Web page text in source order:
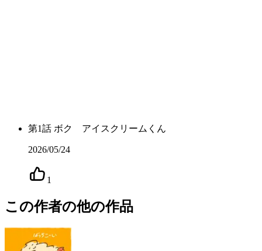
第1話 ボク アイスクリームくん
2026/05/24
1
この作者の他の作品